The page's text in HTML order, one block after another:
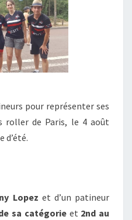
pour représenter ses
roller de Paris, le 4 août
d’été.
Lopez et d’un patineur
sa catégorieet 2nd au